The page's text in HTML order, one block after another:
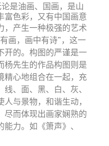
是油画、国画，是山
富色彩，又有中国画意
，产生一种极强的艺术
画，画中有诗”，这一
开的。构图的严谨是一
杨先生的作品构图则是
精心地组合在一起，充
、面、黑、白、灰、
与景物，和谐生动，
尽而体现出画家娴熟的
力。如《箫声》、